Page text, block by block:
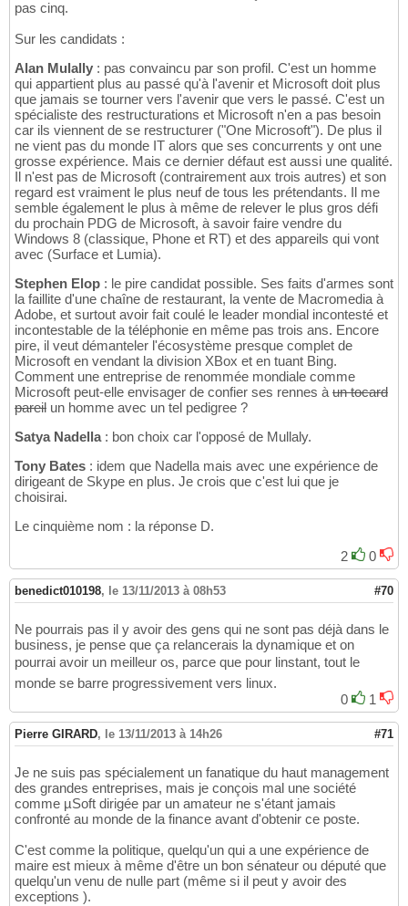
pas cinq.
Sur les candidats :
Alan Mulally : pas convaincu par son profil. C'est un homme
qui appartient plus au passé qu'à l'avenir et Microsoft doit plus
que jamais se tourner vers l'avenir que vers le passé. C'est un
spécialiste des restructurations et Microsoft n'en a pas besoin
car ils viennent de se restructurer ("One Microsoft"). De plus il
ne vient pas du monde IT alors que ses concurrents y ont une
grosse expérience. Mais ce dernier défaut est aussi une qualité.
Il n'est pas de Microsoft (contrairement aux trois autres) et son
regard est vraiment le plus neuf de tous les prétendants. Il me
semble également le plus à même de relever le plus gros défi
du prochain PDG de Microsoft, à savoir faire vendre du
Windows 8 (classique, Phone et RT) et des appareils qui vont
avec (Surface et Lumia).
Stephen Elop : le pire candidat possible. Ses faits d'armes sont
la faillite d'une chaîne de restaurant, la vente de Macromedia à
Adobe, et surtout avoir fait coulé le leader mondial incontesté et
incontestable de la téléphonie en même pas trois ans. Encore
pire, il veut démanteler l'écosystème presque complet de
Microsoft en vendant la division XBox et en tuant Bing.
Comment une entreprise de renommée mondiale comme
Microsoft peut-elle envisager de confier ses rennes à un tocard
pareil un homme avec un tel pedigree ?
Satya Nadella: bon choix car l'opposé de Mullaly.
Tony Bates : idem que Nadella mais avec une expérience de
dirigeant de Skype en plus. Je crois que c'est lui que je
choisirai.
Le cinquième nom : la réponse D.
2
0
benedict010198, le 13/11/2013 à 08h53 #70
Ne pourrais pas il y avoir des gens qui ne sont pas déjà dans le
business, je pense que ça relancerais la dynamique et on
pourrai avoir un meilleur os, parce que pour linstant, tout le
monde se barre progressivement vers linux.
0
1
Pierre GIRARD, le 13/11/2013 à 14h26 #71
Je ne suis pas spécialement un fanatique du haut management
des grandes entreprises, mais je conçois mal une société
comme µSoft dirigée par un amateur ne s'étant jamais
confronté au monde de la finance avant d'obtenir ce poste.
C'est comme la politique, quelqu'un qui a une expérience de
maire est mieux à même d'être un bon sénateur ou député que
quelqu'un venu de nulle part (même si il peut y avoir des
exceptions ).